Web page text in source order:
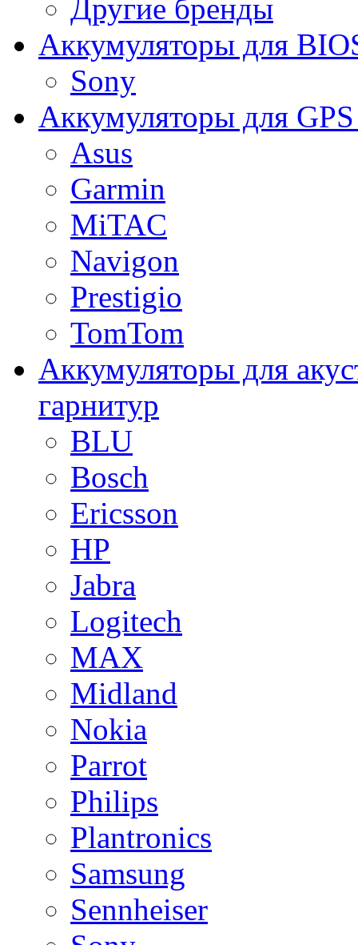
Другие бренды
Аккумуляторы для
Sony
Аккумуляторы для GPS
Asus
Garmin
MiTAC
Navigon
Prestigio
TomTom
Аккумуляторы для
гарнитур
BLU
Bosch
Ericsson
HP
Jabra
Logitech
MAX
Midland
Nokia
Parrot
Philips
Plantronics
Samsung
Sennheiser